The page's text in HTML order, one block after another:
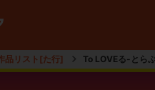
品リスト[た行] To LOVEる-とら